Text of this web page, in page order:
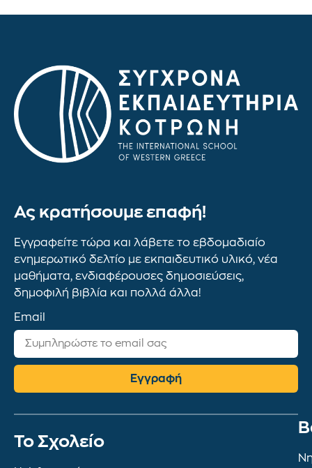
Ας κρατήσουμε επαφή!
Εγγραφείτε τώρα και λάβετε το εβδομαδιαίο
ενημερωτικό δελτίο με εκπαιδευτικό υλικό, νέα
μαθήματα, ενδιαφέρουσες δημοσιεύσεις,
δημοφιλή βιβλία και πολλά άλλα!
Email
Εγγραφή
To Σχολείο